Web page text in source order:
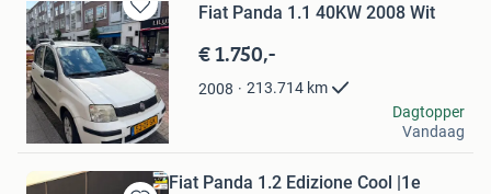
Bewaren
in
Mijn
Favorieten
Fiat Panda 1.1 40KW 2008 Wit
€ 1.750,-
2008 213.714 km
George
Rotterdam
Dagtopper
Vandaag
Fiat Panda 1.2 Edizione Cool |1e